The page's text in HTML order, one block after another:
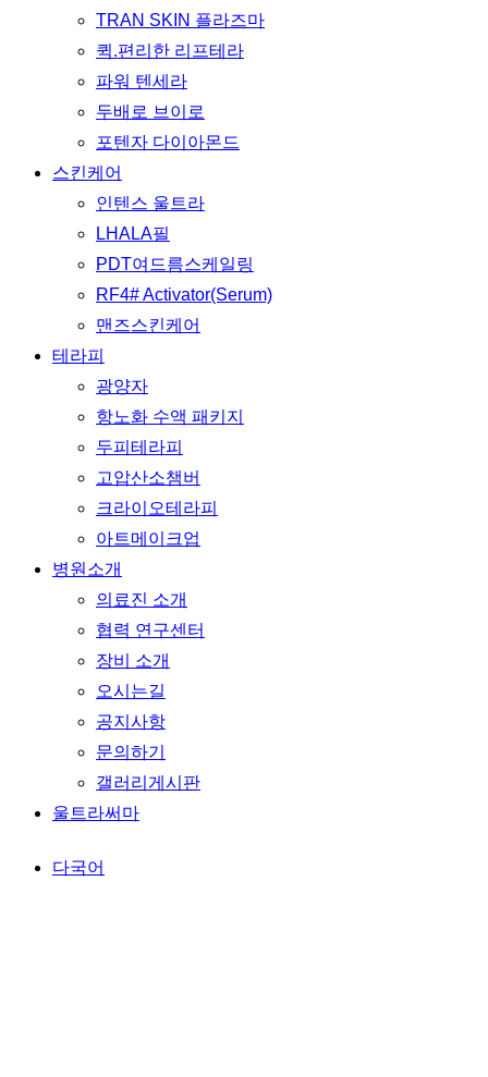
TRAN SKIN 플라즈마
퀵.편리한 리프테라
파워 텐세라
두배로 브이로
포텐자 다이아몬드
스킨케어
인텐스 울트라
LHALA필
PDT여드름스케일링
RF4# Activator(Serum)
맨즈스킨케어
테라피
광양자
항노화 수액 패키지
두피테라피
고압산소챔버
크라이오테라피
아트메이크업
병원소개
의료진 소개
협력 연구센터
장비 소개
오시는길
공지사항
문의하기
갤러리게시판
울트라써마
다국어